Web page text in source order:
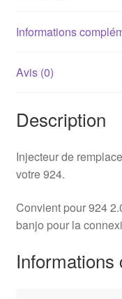
Informations
Avis (0)
Description
Injecteur de
votre 924.
Convient pour 924
banjo pour la
Informations